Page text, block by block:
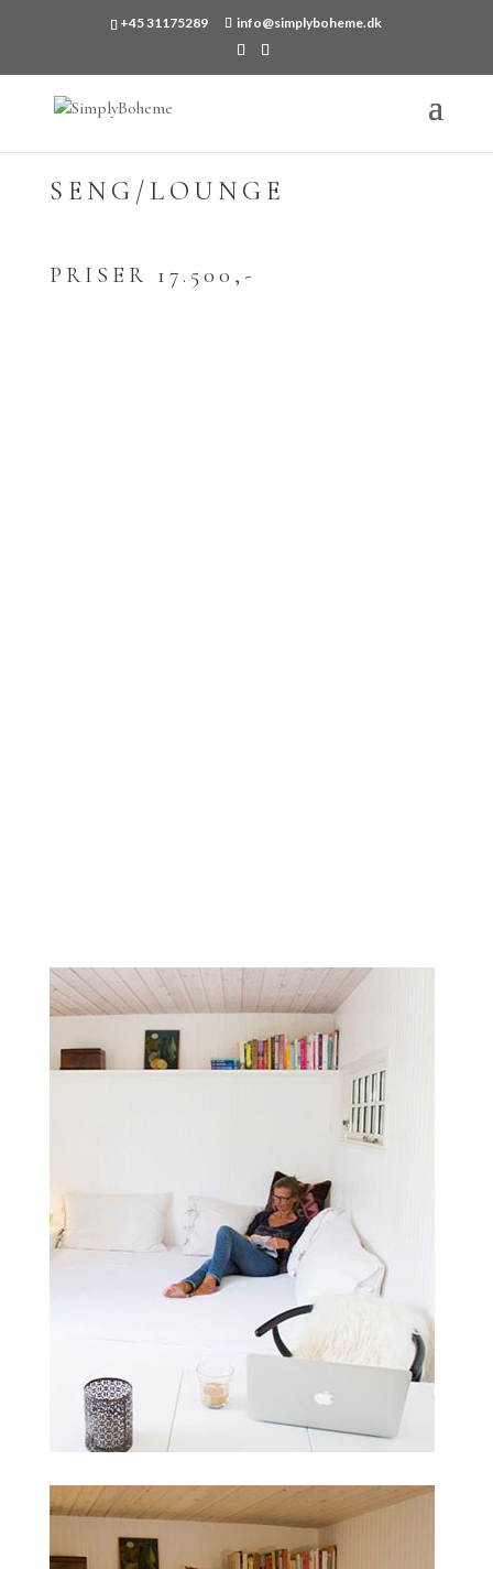
+45 31175289 info@simplyboheme.dk
SENG/LOUNGE
PRISER 17.500,-